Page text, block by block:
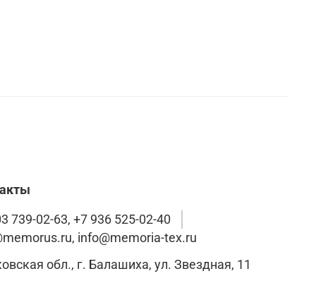
739-02-63, +7 936 525-02-40
info@memoria-tex.ru
Московская обл., г. Балашиха, ул. Звездная, 11